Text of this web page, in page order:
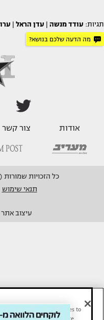
תגיות: עודד מנשה עדן הראל
מה הדעה שלכם בנושא?
אודות צור קשר
כל הזכויות שמורות © 2014 מעריב און ליין
תנאי שימוש
עיצוב אתר
online, we use cookies to
our traffic. These tools are